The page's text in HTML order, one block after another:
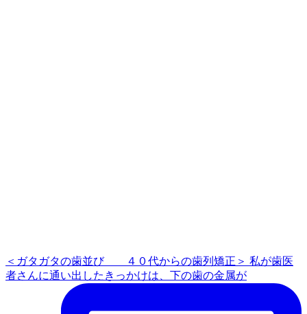
＜ガタガタの歯並び ４０代からの歯列矯正＞ 私が歯医
者さんに通い出したきっかけは、下の歯の金属が